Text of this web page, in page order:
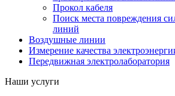
Прокол кабеля
Поиск места повреждения
линий
Воздушные линии
Измерение качества
Передвижная электролаборатория
Наши услуги